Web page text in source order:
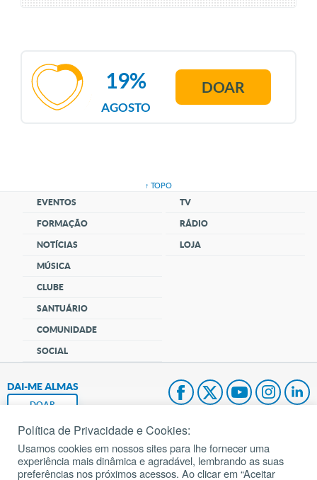
AGOSTO
19% DOAR
↑ TOPO
EVENTOS
FORMAÇÃO
NOTÍCIAS
MÚSICA
CLUBE
SANTUÁRIO
COMUNIDADE
SOCIAL
TV
RÁDIO
LOJA
DAI-ME ALMAS
DOAR
Fundação João Paulo II
Pedido de Oração
Política de Privacidade e Cookies:
Usamos cookies em nossos sites para lhe fornecer uma
experiência mais dinâmica e agradável, lembrando as suas
preferências nos próximos acessos. Ao clicar em “Aceitar